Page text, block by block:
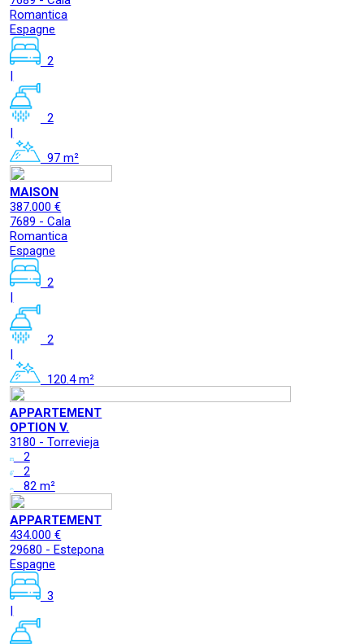
Romantica
Espagne
2
2
|
97 m²
MAISON
387.000 €
7689 - Cala
Romantica
Espagne
2
|
2
|
120.4 m²
APPARTEMENT
OPTION V.
3180 - Torrevieja
2
2
82 m²
APPARTEMENT
434.000 €
29680 - Estepona
Espagne
3
|